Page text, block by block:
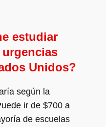
estudiar
Unidos?
según la
ir de $700 a
de escuelas